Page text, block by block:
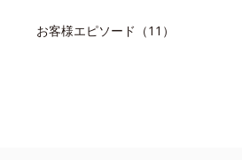
お客様エピソード（11）